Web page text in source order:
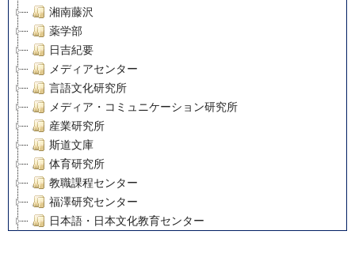
湘南藤沢
薬学部
日吉紀要
メディアセンター
言語文化研究所
メディア・コミュニケーション研究所
産業研究所
斯道文庫
体育研究所
教職課程センター
福澤研究センター
日本語・日本文化教育センター